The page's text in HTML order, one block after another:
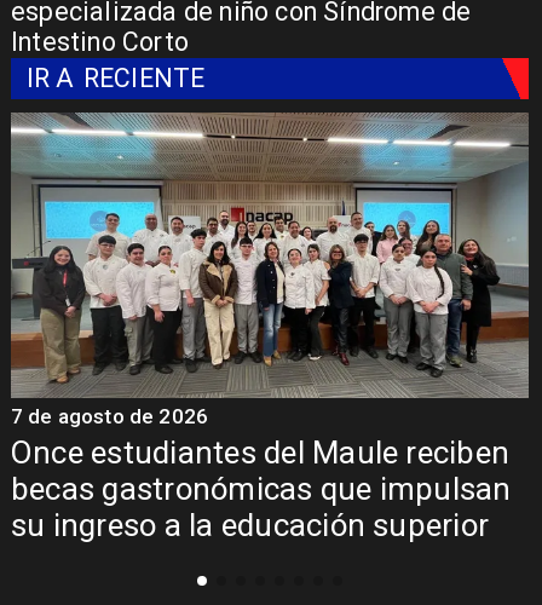
especializada de niño con Síndrome de
Intestino Corto
IR A RECIENTE
reciben Álvarez-Salamanca lidera
regional para consolidar el
Pehuenche como
7 de agosto de 2026